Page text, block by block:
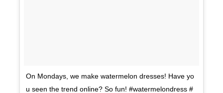
On Mondays, we make watermelon dresses! Have yo
u seen the trend online? So fun! #watermelondress #